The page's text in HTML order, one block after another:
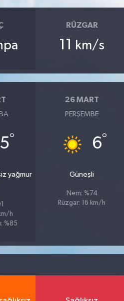
RÜZGAR
11 km/s
5°
yağmur
h
%85
26 MART
PERŞEMBE
6°
Güneşli
Nem: %74
Rüzgar: 16 km/h